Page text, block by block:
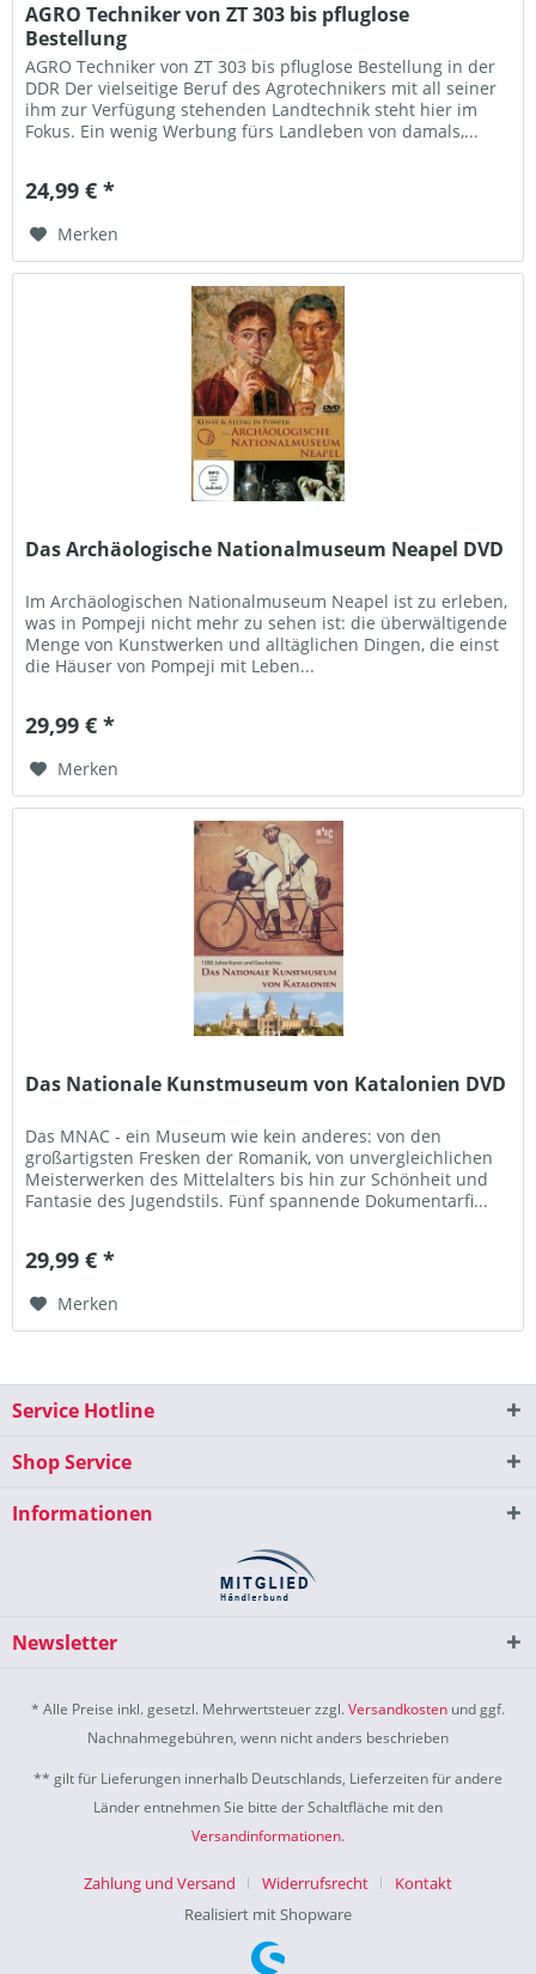
AGRO Techniker von ZT 303 bis pfluglose
Bestellung
AGRO Techniker von ZT 303 bis pfluglose Bestellung in der
DDR Der vielseitige Beruf des Agrotechnikers mit all seiner
ihm zur Verfügung stehenden Landtechnik steht hier im
Fokus. Ein wenig Werbung fürs Landleben von damals,...
24,99 € *
Merken
Das Archäologische Nationalmuseum Neapel DVD
Im Archäologischen Nationalmuseum Neapel ist zu erleben,
was in Pompeji nicht mehr zu sehen ist: die überwältigende
Menge von Kunstwerken und alltäglichen Dingen, die einst
die Häuser von Pompeji mit Leben...
29,99 € *
Merken
Das Nationale Kunstmuseum von Katalonien DVD
Das MNAC - ein Museum wie kein anderes: von den
großartigsten Fresken der Romanik, von unvergleichlichen
Meisterwerken des Mittelalters bis hin zur Schönheit und
Fantasie des Jugendstils. Fünf spannende Dokumentarfi...
29,99 € *
Merken
Service Hotline
Shop Service
Informationen
Newsletter
* Alle Preise inkl. gesetzl. Mehrwertsteuer zzgl.Versandkosten und ggf.
Nachnahmegebühren, wenn nicht anders beschrieben
** gilt für Lieferungen innerhalb Deutschlands, Lieferzeiten für andere
Länder entnehmen Sie bitte der Schaltfläche mit den
Versandinformationen.
Zahlung und Versand Widerrufsrecht
Kontakt
Realisiert mit Shopware